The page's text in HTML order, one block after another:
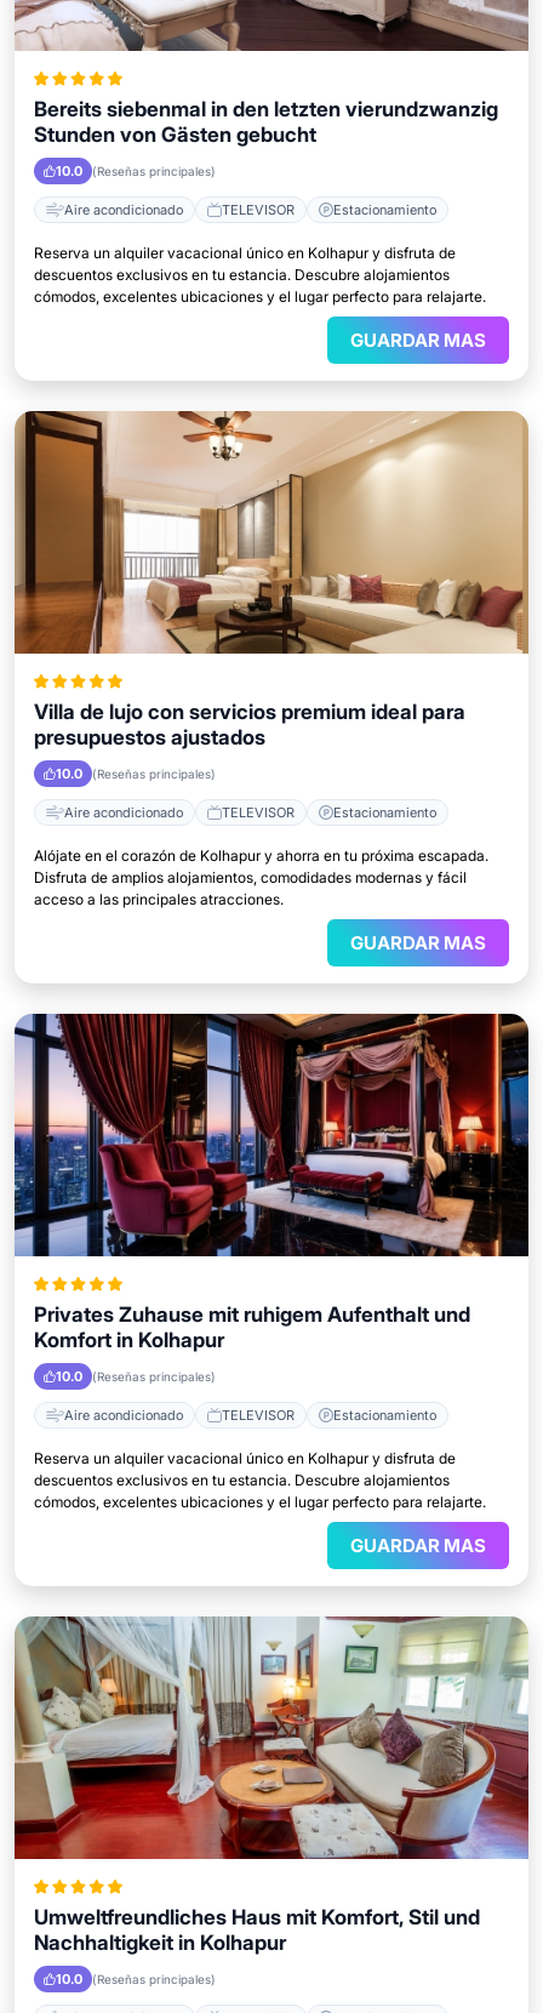
Bereits siebenmal in den letzten vierundzwanzig
Stunden von Gästen gebucht
10.0 (Reseñas principales)
Aire acondicionado TELEVISOR Estacionamiento
Reserva un alquiler vacacional único en Kolhapur y disfruta de
descuentos exclusivos en tu estancia. Descubre alojamientos
cómodos, excelentes ubicaciones y el lugar perfecto para relajarte.
GUARDAR MAS
Villa de lujo con servicios premium ideal para
presupuestos ajustados
10.0 (Reseñas principales)
Aire acondicionado TELEVISOR Estacionamiento
Alójate en el corazón de Kolhapur y ahorra en tu próxima escapada.
Disfruta de amplios alojamientos, comodidades modernas y fácil
acceso a las principales atracciones.
GUARDAR MAS
Privates Zuhause mit ruhigem Aufenthalt und
Komfort in Kolhapur
10.0 (Reseñas principales)
Aire acondicionado TELEVISOR Estacionamiento
Reserva un alquiler vacacional único en Kolhapur y disfruta de
descuentos exclusivos en tu estancia. Descubre alojamientos
cómodos, excelentes ubicaciones y el lugar perfecto para relajarte.
GUARDAR MAS
Umweltfreundliches Haus mit Komfort, Stil und
Nachhaltigkeit in Kolhapur
10.0 (Reseñas principales)